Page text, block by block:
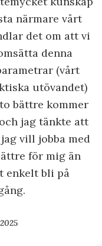
närmare vårt
det om att vi
denna
(vårt
utövandet)
bättre kommer
jag tänkte att
vill jobba med
för mig än
enkelt bli på